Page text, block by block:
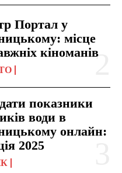
Портал у
місце
кіноманів
показники
води в
онлайн:
2025